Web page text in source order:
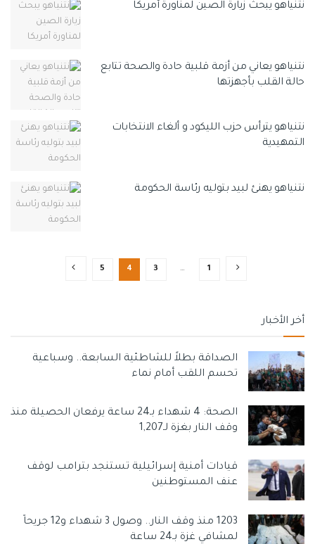
نتنياهو يبحث زيارة الصين لمناورة أمريكا
نتنياهو يعاني من أزمة قلبية حادة والصحة تتابع
حالة القلب بأجهزتها
نتنياهو يترأس حزب الليكود و ألغاء الانتخابات
التمهيدية
نتنياهو يهنئ لبيد بتوليه رئاسة الحكومة
1
…
3
4
5
أخر الأخبار
الصداقة بطلاً للشاطئية السابعة.. وسباعية
تحسم اللقب أمام نماء
الصحة: 4 شهداء بـ24 ساعة يرفعان الحصيلة منذ
وقف النار بغزة لـ1,207
قيادات أمنية إسرائيلية تستنجد بترامب لوقف
عنف المستوطنين
1203 منذ وقف النار.. وصول 3 شهداء و12 جريحاً
لمشافي غزة بـ24 ساعة